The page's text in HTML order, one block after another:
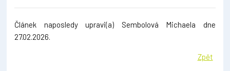
Článek naposledy upravi(a) Sembolová Michaela dne
27.02.2026.
Zpět